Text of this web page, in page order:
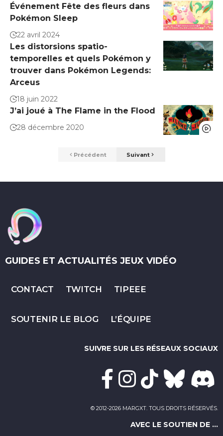
Événement Fête des fleurs dans
Pokémon Sleep
22 avril 2024
Les distorsions spatio-
temporelles et quels Pokémon y
trouver dans Pokémon Legends:
Arceus
18 juin 2022
J’ai joué à The Flame in the Flood
28 décembre 2020
Précédent Suivant
GUIDES ET ACTUALITÉS JEUX VIDÉO
CONTACT TWITCH TIPEEE
SOUTENIR LE BLOG L’ÉQUIPE
SUIVRE SUR LES RÉSEAUX SOCIAUX
© 2012-2026 MARGXT. TOUS DROITS RÉSERVÉS.
AVEC LE SOUTIEN DE ...